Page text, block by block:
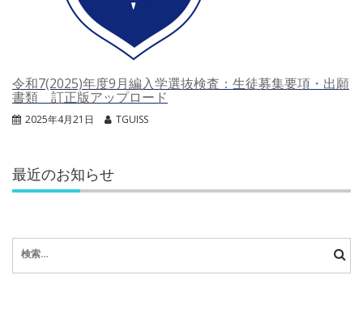
令和7(2025)年度9月編入学選抜検査：生徒募集要項・出願
書類 訂正版アップロード
2025年4月21日 TGUISS
最近のお知らせ
索: